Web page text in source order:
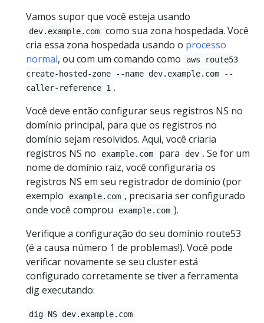
Vamos supor que você esteja usando
dev.example.com
como sua zona hospedada. Você
cria essa zona hospedada usando o processo
normal, ou com um comando como
aws route53
create-hosted-zone --name dev.example.com --
caller-reference 1 .
Você deve então configurar seus registros NS no
domínio principal, para que os registros no
domínio sejam resolvidos. Aqui, você criaria
registros NS no
example.com para dev . Se for um
nome de domínio raiz, você configuraria os
registros NS em seu registrador de domínio (por
exemplo
example.com , precisaria ser configurado
onde você comprou
example.com ).
Verifique a configuração do seu domínio route53
(é a causa número 1 de problemas!). Você pode
verificar novamente se seu cluster está
configurado corretamente se tiver a ferramenta
dig executando:
dig NS dev.example.com